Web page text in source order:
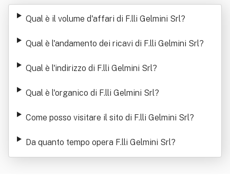
rl
Qual è il volume d'affari di F.lli Gelmini Srl?
Qual è l'andamento dei ricavi di F.lli Gelmini Srl?
Qual è l'indirizzo di F.lli Gelmini Srl?
Qual è l'organico di F.lli Gelmini Srl?
Come posso visitare il sito di F.lli Gelmini Srl?
Da quanto tempo opera F.lli Gelmini Srl?